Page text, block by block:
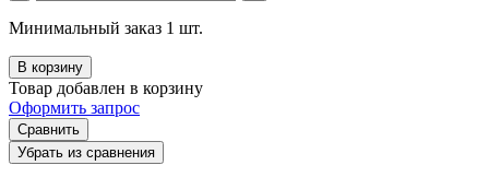
Минимальный заказ 1 шт.
В корзину
Товар добавлен в корзину
Оформить запрос
Сравнить
Убрать из сравнения